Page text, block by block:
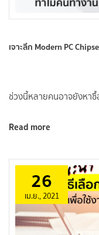
เจาะลึก Modern PC
ช่วงนี้หลายคนอาจยังหา
Read more
26
เม.ย., 2021